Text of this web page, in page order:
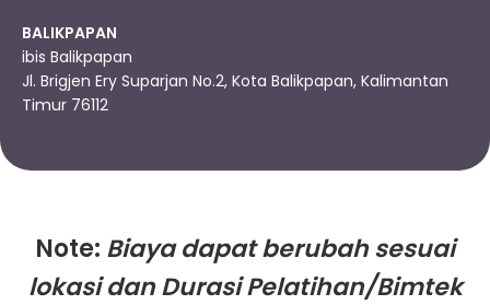
BALIKPAPAN
ibis Balikpapan
Jl. Brigjen Ery Suparjan No.2, Kota Balikpapan, Kalimantan
Timur 76112
Note: Biaya dapat berubah sesuai
lokasi dan Durasi Pelatihan/Bimtek